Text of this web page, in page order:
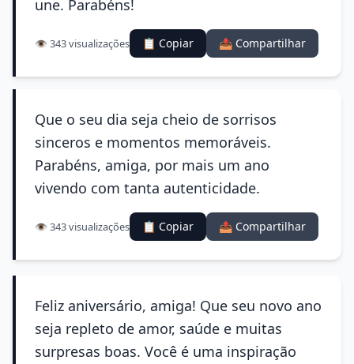
une. Parabéns!
👁️ 343 visualizações 📋 Copiar 📤 Compartilhar
Que o seu dia seja cheio de sorrisos
sinceros e momentos memoráveis.
Parabéns, amiga, por mais um ano
vivendo com tanta autenticidade.
👁️ 343 visualizações 📋 Copiar 📤 Compartilhar
Feliz aniversário, amiga! Que seu novo ano
seja repleto de amor, saúde e muitas
surpresas boas. Você é uma inspiração